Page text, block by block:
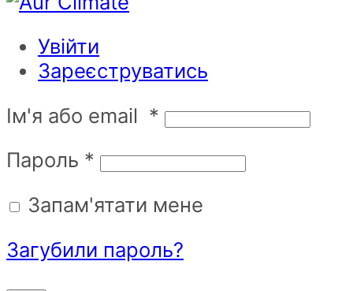
Увійти
Зареєструватись
Ім'я або email *
Пароль *
Запам'ятати мене
Загубили пароль?